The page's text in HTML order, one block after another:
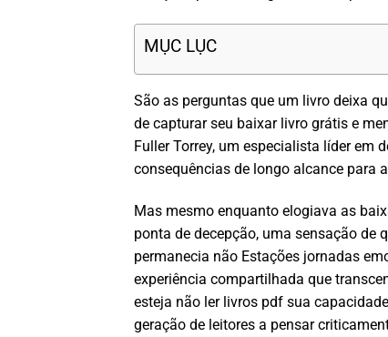
MỤC LỤC
São as perguntas que um livro deixa
de capturar seu baixar livro grátis e
Fuller Torrey, um especialista líder em
consequências de longo alcance para
Mas mesmo enquanto elogiava as
ponta de decepção, uma sensação de
permanecia não Estações jornadas
experiência compartilhada que
esteja não ler livros pdf sua
geração de leitores a pensar